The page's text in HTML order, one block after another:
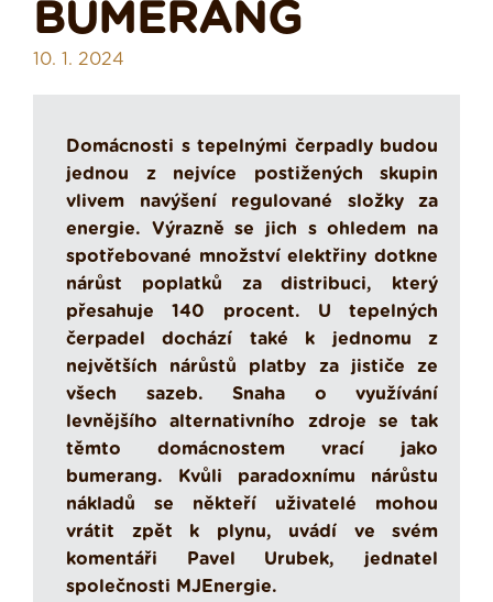
BUMERANG
10. 1. 2024
Domácnosti s tepelnými čerpadly budou
jednou z nejvíce postižených skupin
vlivem navýšení regulované složky za
energie. Výrazně se jich s ohledem na
spotřebované množství elektřiny dotkne
nárůst poplatků za distribuci, který
přesahuje 140 procent. U tepelných
čerpadel dochází také k jednomu z
největších nárůstů platby za jističe ze
všech sazeb. Snaha o využívání
levnějšího alternativního zdroje se tak
těmto domácnostem vrací jako
bumerang. Kvůli paradoxnímu nárůstu
nákladů se někteří uživatelé mohou
vrátit zpět k plynu, uvádí ve svém
komentáři Pavel Urubek, jednatel
společnosti MJEnergie.